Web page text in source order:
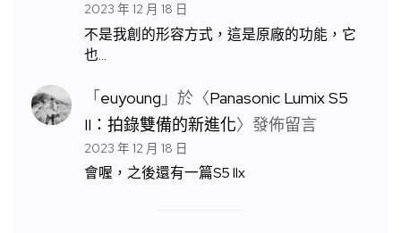
2023 年 12 月 18 日
不是我創的形容方式，這是原廠的功能，它
也…
「euyoung 」於〈Panasonic Lumix S5
II：拍錄雙備的新進化〉發佈留言
2023 年 12 月 18 日
會喔，之後還有一篇S5 IIx